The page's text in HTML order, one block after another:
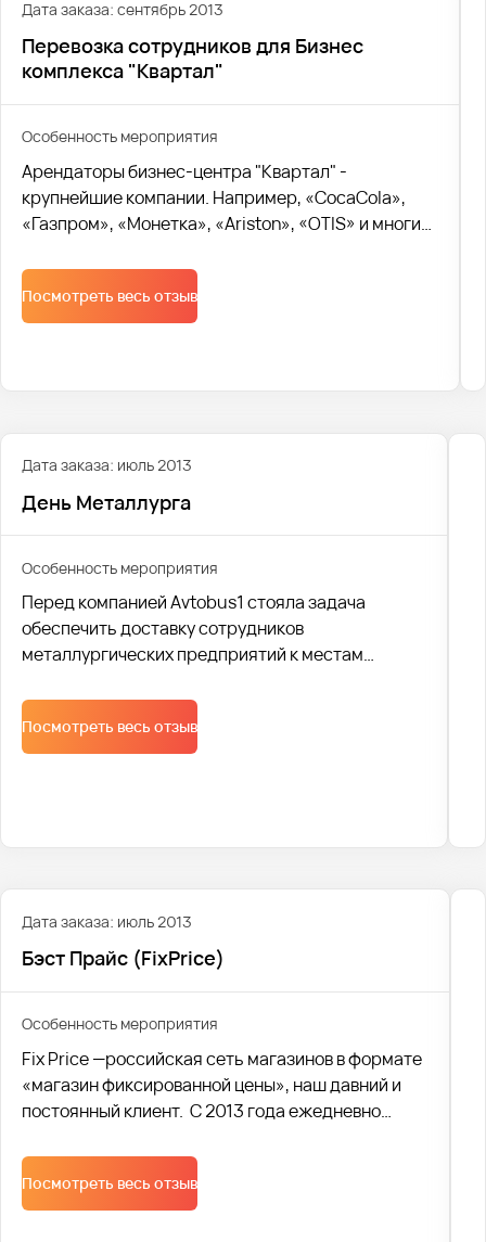
Дата заказа: сентябрь 2013
Перевозка сотрудников для Бизнес
комплекса "Квартал"
Особенность мероприятия
Арендаторы бизнес-центра "Квартал" -
крупнейшие компании. Например, «CocaCola»,
«Газпром», «Монетка», «Ariston», «OTIS» и многие
компаний важен статус. Поэтому руководство
компании "Квартал" уточнило, чтобы водителями
были люди славянской внешности. Пожелание
Посмотреть весь отзыв
Дата заказа: июль 2013
День Металлурга
Особенность мероприятия
Перед компанией Avtobus1 стояла задача
обеспечить доставку сотрудников
металлургических предприятий к местам
перевозки 540 человек было задействовано 12
автобусов.
Посмотреть весь отзыв
Дата заказа: июль 2013
Бэст Прайс (FixPriсe)
Особенность мероприятия
Fix Price —российская сеть магазинов в формате
«магазин фиксированной цены», наш давний и
постоянный клиент. С 2013 года ежедневно
рейсах утром и вечером, а также один дневной
рейс.
Посмотреть весь отзыв